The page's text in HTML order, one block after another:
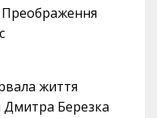
життя
Березка